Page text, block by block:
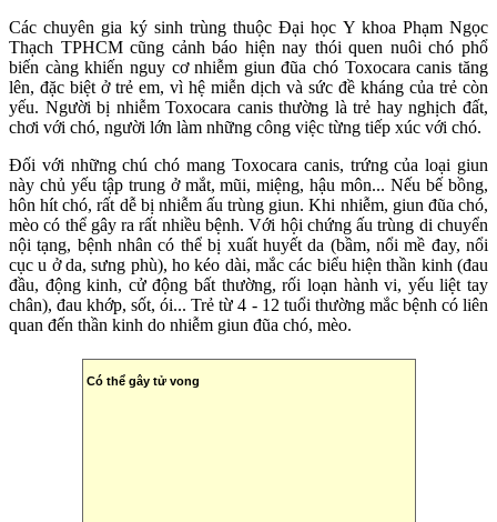
Các chuyên gia ký sinh trùng thuộc Đại học Y khoa Phạm Ngọc
Thạch TPHCM cũng cảnh báo hiện nay thói quen nuôi chó phổ
biến càng khiến nguy cơ nhiễm giun đũa chó Toxocara canis tăng
lên, đặc biệt ở trẻ em, vì hệ miễn dịch và sức đề kháng của trẻ còn
yếu. Người bị nhiễm Toxocara canis thường là trẻ hay nghịch đất,
chơi với chó, người lớn làm những công việc từng tiếp xúc với chó.
Đối với những chú chó mang Toxocara canis, trứng của loại giun
này chủ yếu tập trung ở mắt, mũi, miệng, hậu môn... Nếu bế bồng,
hôn hít chó, rất dễ bị nhiễm ấu trùng giun. Khi nhiễm, giun đũa chó,
mèo có thể gây ra rất nhiều bệnh. Với hội chứng ấu trùng di chuyển
nội tạng, bệnh nhân có thể bị xuất huyết da (bầm, nổi mề đay, nổi
cục u ở da, sưng phù), ho kéo dài, mắc các biểu hiện thần kinh (đau
đầu, động kinh, cử động bất thường, rối loạn hành vi, yếu liệt tay
chân), đau khớp, sốt, ói... Trẻ từ 4 - 12 tuổi thường mắc bệnh có liên
quan đến thần kinh do nhiễm giun đũa chó, mèo.
Có thể gây t‌ử von‌g